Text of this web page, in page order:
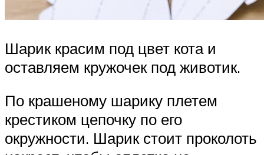
Шарик красим под цвет кота и
оставляем кружочек под животик.
По крашеному шарику плетем
крестиком цепочку по его
окружности. Шарик стоит проколоть